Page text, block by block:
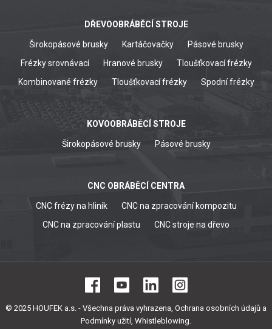
DŘEVOOBRÁBĚCÍ STROJE
Širokopásové brusky Kartáčovačky
Pásové brusky
Frézky srovnávací
Hranové brusky
Tloušťkovací frézky
Kombinované frézky
Tloušťkovací frézky Spodní frézky
KOVOOBRÁBĚCÍ STROJE
Širokopásové brusky Pásové brusky
CNC OBRÁBĚCÍ CENTRA
CNC frézy na hliník
CNC na zpracování kompozitu
CNC na zpracování plastu
CNC stroje na dřevo
© 2025 HOUFEK a.s. - Všechna práva vyhrazena, Ochrana osobních údajů a
Podmínky užití Whistleblowing